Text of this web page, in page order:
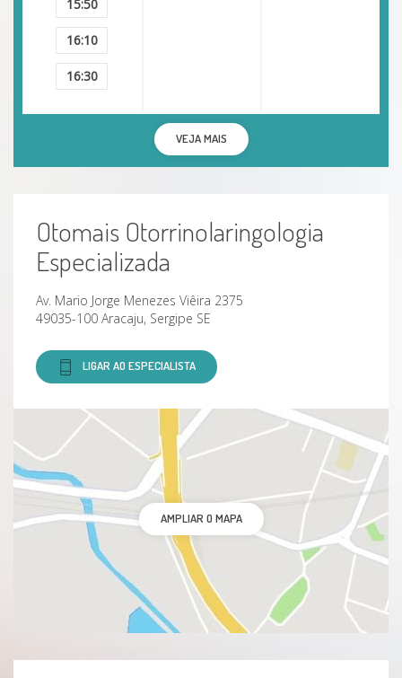
Distúrbios do paladar
Transtornos Do Olfato
Distúrbios Da Voz
Doenças da Boca
Doenças Vestibulares
Neurotonite Vestibular
Perda Auditiva
Perda Auditiva Condutiva
Perda Auditiva Central
Perda Auditiva De Alta Frequência
Perda Auditiva Condutiva-Neurossensorial Mista
Perda Auditiva Provocada Por Ruído
15:50
16:10
16:30
VEJA MAIS
Otomais Otorrinolaringologia
Especializada
Av. Mario Jorge Menezes Viêira 2375
49035-100 Aracaju, Sergipe SE
LIGAR AO ESPECIALISTA
AMPLIAR O MAPA